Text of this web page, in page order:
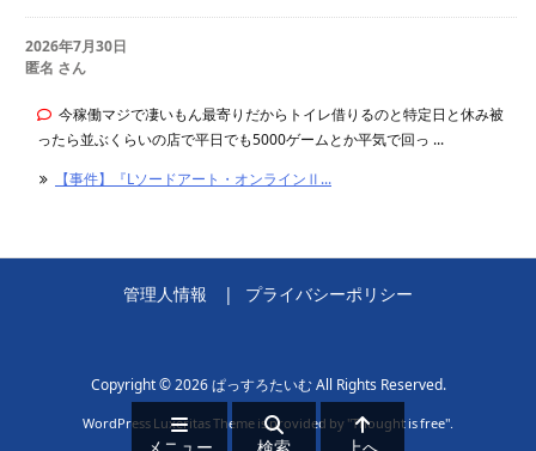
2026年7月30日
匿名 さん
今稼働マジで凄いもん最寄りだからトイレ借りるのと特定日と休み被
ったら並ぶくらいの店で平日でも5000ゲームとか平気で回っ ...
【事件】『Lソードアート・オンラインⅡ...
管理人情報 プライバシーポリシー
Copyright ©2026 ぱっすろたいむAll Rights Reserved.
WordPress Luxeritas Theme is provided by "Thought is free".